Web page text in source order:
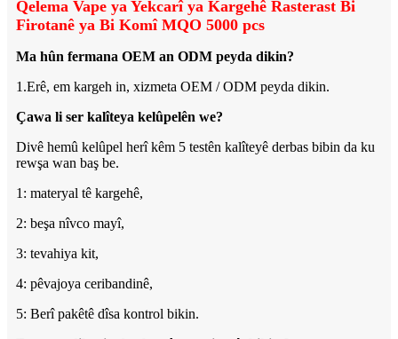
Qelema Vape ya Yekcarî ya Kargehê Rasterast Bi
Firotanê ya Bi Komî MQO 5000 pcs
Ma hûn fermana OEM an ODM peyda dikin?
1.Erê, em kargeh in, xizmeta OEM / ODM peyda dikin.
Çawa li ser kalîteya kelûpelên we?
Divê hemû kelûpel herî kêm 5 testên kalîteyê derbas bibin da ku
rewşa wan baş be.
1: materyal tê kargehê,
2: beşa nîvco mayî,
3: tevahiya kit,
4: pêvajoya ceribandinê,
5: Berî pakêtê dîsa kontrol bikin.